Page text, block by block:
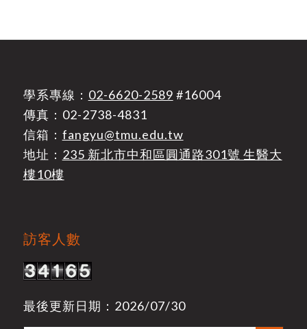
學系專線： 02-6620-2589 #16004
傳真：02-2738-4831
信箱： fangyu@tmu.edu.tw
地址： 235 新北市中和區圓通路301號 生醫大
樓10樓
訪客人數
最後更新日期：2026/07/30